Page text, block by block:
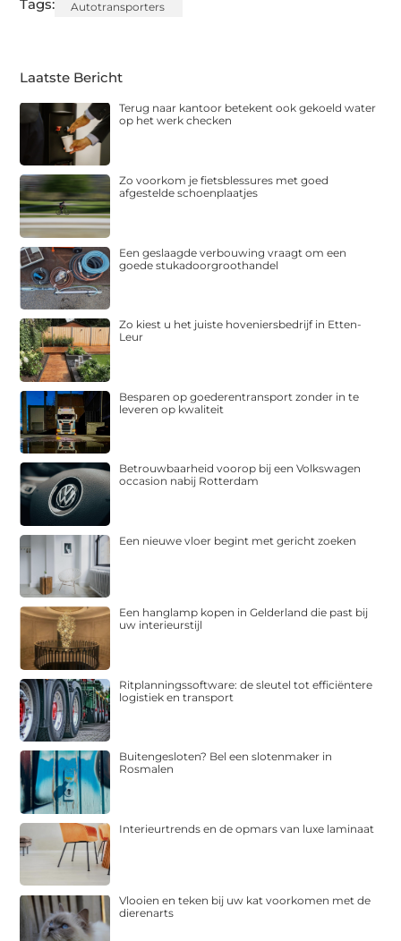
Tags: Autotransporters
Laatste Bericht
Terug naar kantoor betekent ook gekoeld water
op het werk checken
Zo voorkom je fietsblessures met goed
afgestelde schoenplaatjes
Een geslaagde verbouwing vraagt om een
goede stukadoorgroothandel
Zo kiest u het juiste hoveniersbedrijf in Etten-
Leur
Besparen op goederentransport zonder in te
leveren op kwaliteit
Betrouwbaarheid voorop bij een Volkswagen
occasion nabij Rotterdam
Een nieuwe vloer begint met gericht zoeken
Een hanglamp kopen in Gelderland die past bij
uw interieurstijl
Ritplanningssoftware: de sleutel tot efficiëntere
logistiek en transport
Buitengesloten? Bel een slotenmaker in
Rosmalen
Interieurtrends en de opmars van luxe laminaat
Vlooien en teken bij uw kat voorkomen met de
dierenarts